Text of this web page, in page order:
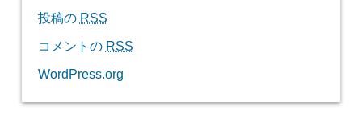
投稿の RSS
コメントの RSS
WordPress.org